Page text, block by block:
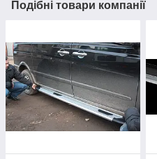
Подібні товари компанії